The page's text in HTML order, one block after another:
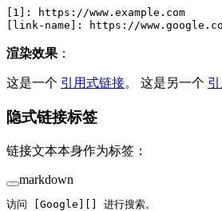
1 ]:
https://www.example.com
link-name ]: https://
渲染效果：
这是一个 引用式链接。 这是另一个
隐式链接标签
链接文本本身作为标签：
markdown
访问 [ Google ][] 进行搜索。